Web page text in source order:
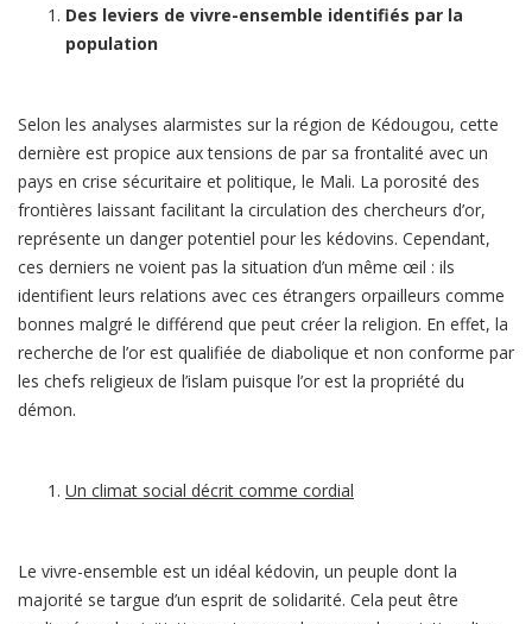
Des leviers de vivre-ensemble identifiés par la
population
Selon les analyses alarmistes sur la région de Kédougou, cette
dernière est propice aux tensions de par sa frontalité avec un
pays en crise sécuritaire et politique, le Mali. La porosité des
frontières laissant facilitant la circulation des chercheurs d’or,
représente un danger potentiel pour les kédovins. Cependant,
ces derniers ne voient pas la situation d’un même œil : ils
identifient leurs relations avec ces étrangers orpailleurs comme
bonnes malgré le différend que peut créer la religion. En effet, la
recherche de l’or est qualifiée de diabolique et non conforme par
les chefs religieux de l’islam puisque l’or est la propriété du
démon.
Un climat social décrit comme cordial
Le vivre-ensemble est un idéal kédovin, un peuple dont la
majorité se targue d’un esprit de solidarité. Cela peut être